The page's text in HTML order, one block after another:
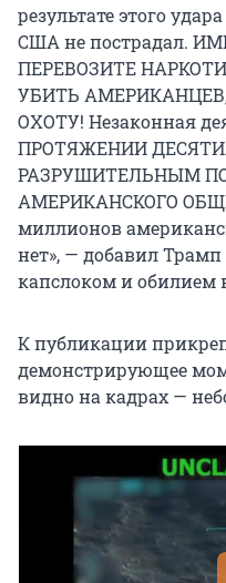
результате этого
США не пострадал.
ПЕРЕВОЗИТЕ
УБИТЬ
ОХОТУ! Незаконная
ПРОТЯЖЕНИИ
РАЗРУШИТЕЛЬНЫМ
АМЕРИКАНСКОГО
миллионов
нет», — добавил
капслоком и обилием
К публикации
демонстрирующее
видно на кадрах —